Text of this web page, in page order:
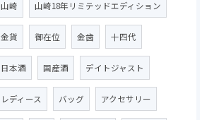
山崎 山崎18年リミテッドエディション
金貨 御在位 金歯 十四代
日本酒 国産酒 デイトジャスト
レディース バッグ アクセサリー